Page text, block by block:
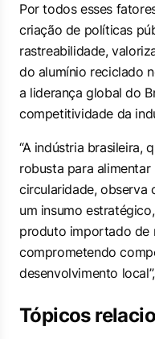
Por todos esses
criação de políticas
rastreabilidade,
do alumínio reciclado
a liderança global do
competitividade da
“A indústria brasileira,
robusta para
circularidade, observa
um insumo
produto importado de
comprometendo
desenvolvimento
Tópicos